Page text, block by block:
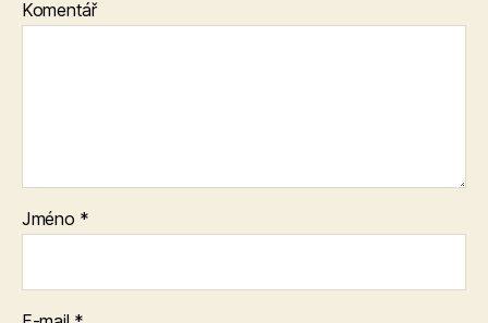
Komentář
Jméno *